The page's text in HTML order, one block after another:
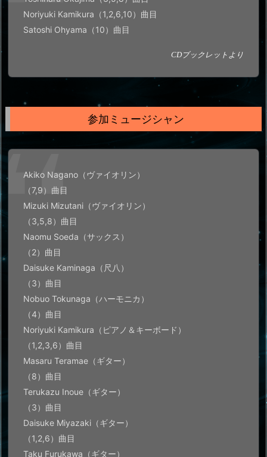
Noriyuki Kamikura（1,2,6,10）曲目
Satoshi Ohyama（10）曲目
CDブックレットより
参加ミュージシャン
Akiko Nagano（ヴァイオリン）
（7,9）曲目
Mizuki Mizutani（ヴァイオリン）
（3,5,8）曲目
Naomu Soeda（サックス）
（2）曲目
Daisuke Kaminaga（尺八）
（3）曲目
Nobuo Tokunaga（ハーモニカ）
（4）曲目
Noriyuki Kamikura（ピアノ＆キーボード）
（1,2,3,6）曲目
Masaru Teramae（ギター）
（8）曲目
Terukazu Inoue（ギター）
（3）曲目
Daisuke Miyazaki（ギター）
（1,2,6）曲目
Taku Furukawa（ギター）